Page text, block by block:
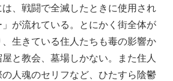
、戦闘で全滅したときに使用され
が流れている。とにかく街全体が
生きている住人たちも毒の影響か
と教会、墓場しかない。また住人
人魂のセリフなど、ひたすら陰鬱